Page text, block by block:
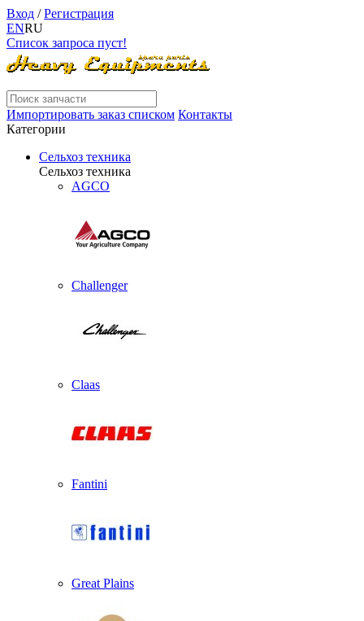
Вход /Регистрация
ENRU
Список запроса пуст!
Импортировать заказ списком Контакты
Категории
Сельхоз техника
Сельхоз техника
AGCO
Challenger
Claas
Fantini
Great Plains